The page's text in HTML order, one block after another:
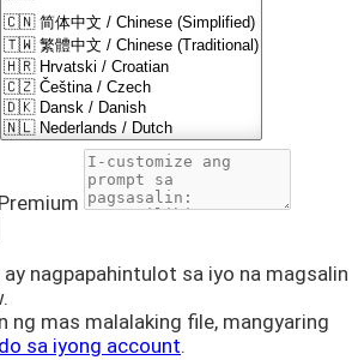
Premium
nagpapahintulot sa iyo na magsalin
ng mas malalaking file, mangyaring
sa iyong account.